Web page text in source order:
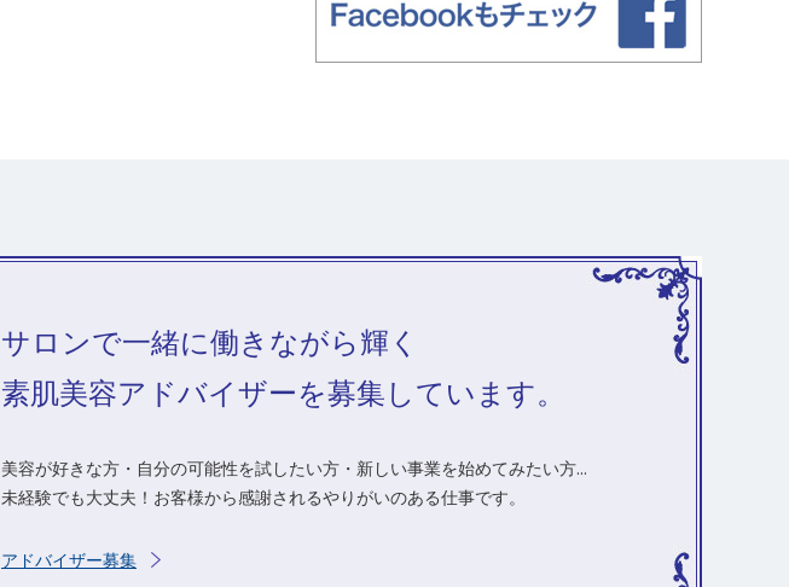
サロンで一緒に働きながら輝く
素肌美容アドバイザーを募集しています。
美容が好きな方・自分の可能性を試したい方・新しい事業を始めてみたい方...
未経験でも大丈夫！お客様から感謝されるやりがいのある仕事です。
アドバイザー募集